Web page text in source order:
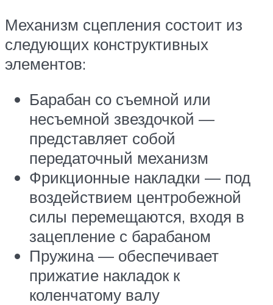
Механизм сцепления состоит из
следующих конструктивных
элементов:
Барабан со съемной или
несъемной звездочкой —
представляет собой
передаточный механизм
Фрикционные накладки — под
воздействием центробежной
силы перемещаются, входя в
зацепление с барабаном
Пружина — обеспечивает
прижатие накладок к
коленчатому валу